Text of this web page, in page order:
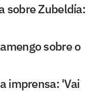
sobre Zubeldía:
sobre o
imprensa: 'Vai